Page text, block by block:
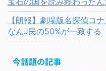
【朗報】劇場版名探偵コ
なんJ民の50%が一致する
今話題の記事